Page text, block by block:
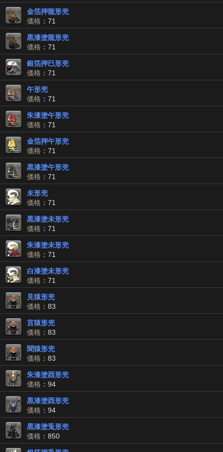
金箔押龍形兜
価格 ：71
黒漆塗龍形兜
価格 ：71
銀箔押巳形兜
価格 ：71
午形兜
価格 ：71
朱漆塗午形兜
価格 ：71
金箔押午形兜
価格 ：71
黒漆塗午形兜
価格 ：71
未形兜
価格 ：71
黒漆塗未形兜
価格 ：71
朱漆塗未形兜
価格 ：71
白漆塗未形兜
価格 ：71
見猿形兜
価格 ：83
言猿形兜
価格 ：83
聞猿形兜
価格 ：83
朱漆塗酉形兜
価格 ：94
黒漆塗酉形兜
価格 ：94
黒漆塗兎形兜
価格 ：850